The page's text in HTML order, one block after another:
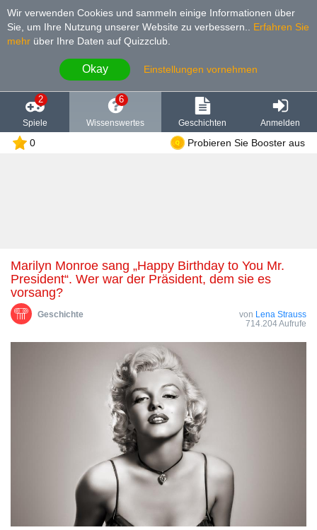
Wir verwenden Cookies und sammeln einige Informationen über
Sie, um Ihre Nutzung unserer Website zu verbessern.
Erfahren Sie
mehr über Ihre Daten auf Quizzclub.
Okay Einstellungen vornehmen
2
Spiele
6
Wissenswertes Geschichten Anmelden
0 Probieren Sie Booster aus
Marilyn Monroe sang „Happy Birthday to You Mr.
President“. Wer war der Präsident, dem sie es
vorsang?
Geschichte von Lena Strauss
714.204 Aufrufe